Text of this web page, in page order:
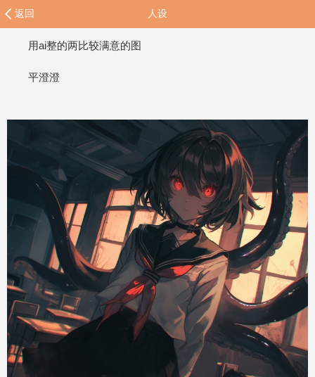
返回 人设
用ai整的两比较满意的图
平澄澄